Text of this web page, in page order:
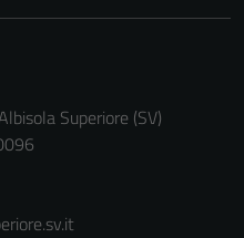
Superiore (SV)